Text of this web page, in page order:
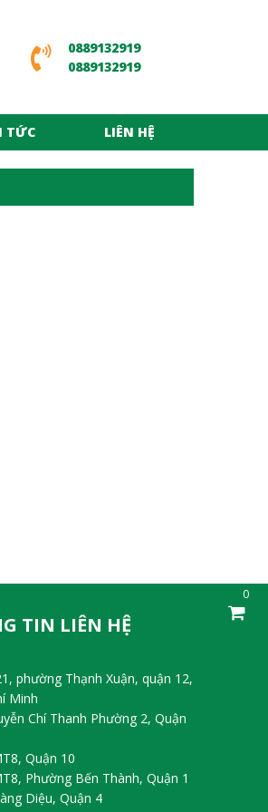
0
0889132919
0889132919
TỨC LIÊN HỆ
TIN LIÊN HỆ
phường Thạnh Xuận, quận 12,
Minh
Chí Thanh Phường 2, Quận
Quận 10
Phường Bến Thành, Quận 1
Diệu, Quận 4